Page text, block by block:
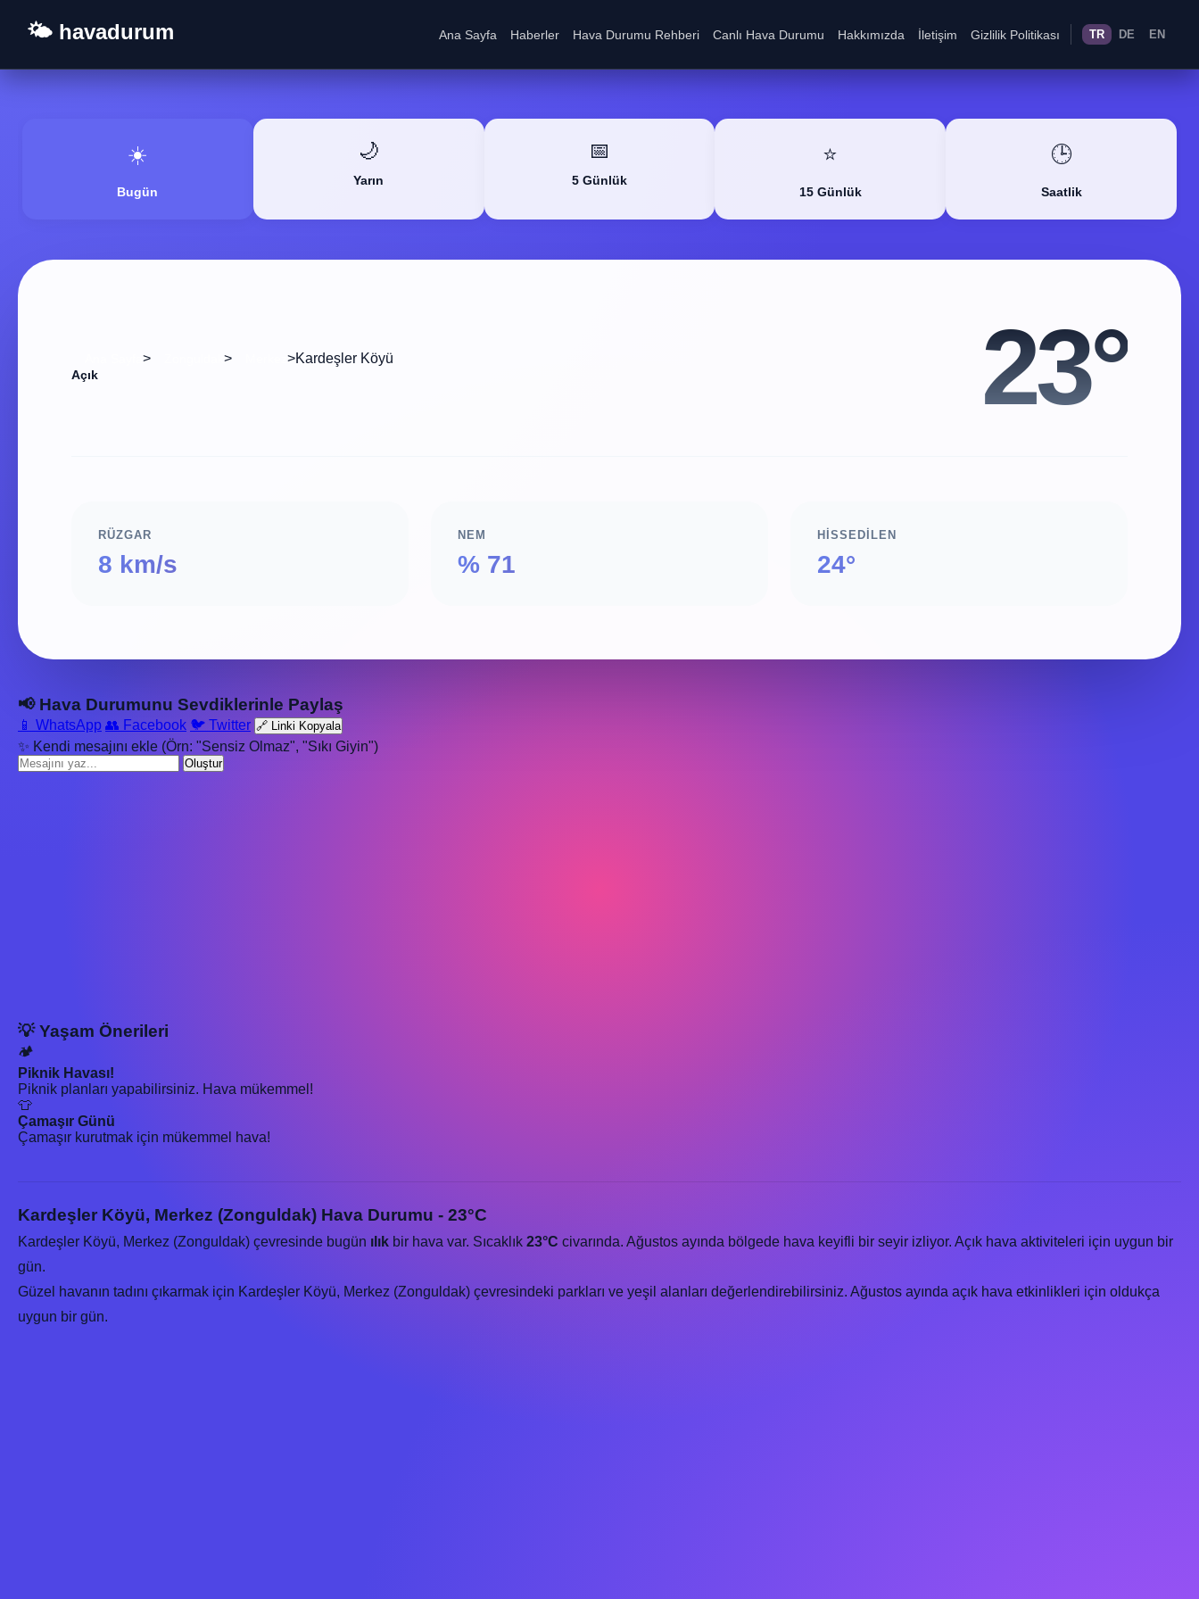
🌤️ havadurum Ana Sayfa Haberler Hava Durumu Rehberi Canlı Hava Durumu Hakkımızda İletişim Gizlilik Politikası TR DE EN
☀️
Bugün
🌙
Yarın
📅
5 Günlük
⭐
15 Günlük
🕒
Saatlik
> > >Kardeşler Köyü
Açık 23°
RÜZGAR
8 km/s
NEM
% 71
HISSEDILEN
24°
📢 Hava Durumunu Sevdiklerinle Paylaş
📱 WhatsApp 👥 Facebook 🐦 Twitter 🔗 Linki Kopyala
✨ Kendi mesajını ekle (Örn: "Sensiz Olmaz", "Sıkı Giyin")
Oluştur
💡 Yaşam Önerileri
🏕️
Piknik Havası!
Piknik planları yapabilirsiniz. Hava mükemmel!
👕
Çamaşır Günü
Çamaşır kurutmak için mükemmel hava!
Kardeşler Köyü, Merkez (Zonguldak) Hava Durumu - 23°C
Kardeşler Köyü, Merkez (Zonguldak) çevresinde bugün ılık bir hava var. Sıcaklık 23°C civarında. Ağustos ayında bölgede hava keyifli bir seyir izliyor. Açık hava aktiviteleri için uygun bir
gün.
Güzel havanın tadını çıkarmak için Kardeşler Köyü, Merkez (Zonguldak) çevresindeki parkları ve yeşil alanları değerlendirebilirsiniz. Ağustos ayında açık hava etkinlikleri için oldukça
uygun bir gün.